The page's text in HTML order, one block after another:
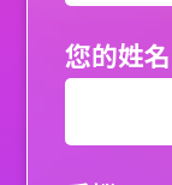
您的姓名